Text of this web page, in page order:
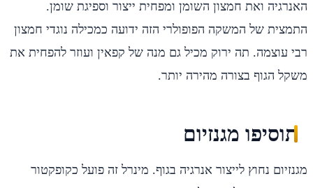
האנרגיה ואת חמצון השומן ומפחית ייצור וספיגת שומן.
התמצית של המשקה הפופולרי הזה ידועה כמכילה נוגדי חמצון
רבי עוצמה. תה ירוק מכיל גם מנה של קפאין ועוזר להפחית את
משקל הגוף בצורה מהירה יותר.
תוסיפו מגנזיום
מגנזיום נחוץ לייצור אנרגיה בגוף. מינרל זה פועל כקופקטור